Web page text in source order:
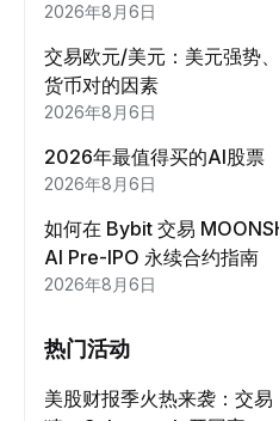
2026年8月6日
交易欧元/美元：美元强势
货币对的因素
2026年8月6日
2026年最值得买的AI股票
2026年8月6日
如何在 Bybit 交易
AI Pre-IPO 永续合约指南
2026年8月6日
热门活动
美股财报季火热来袭：交易